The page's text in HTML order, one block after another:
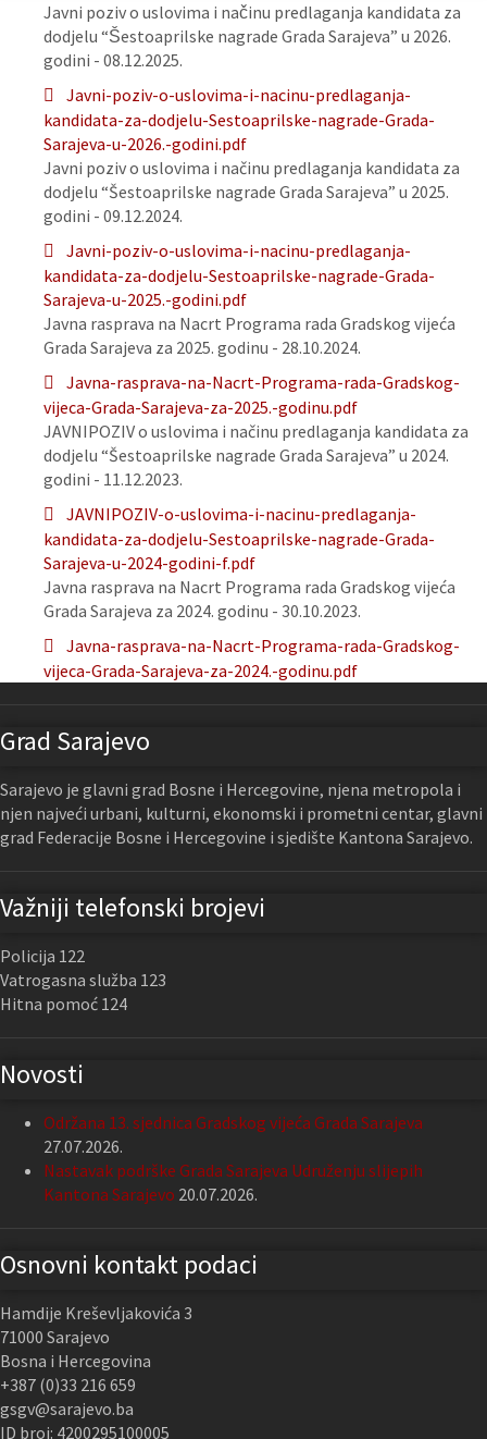
Javni poziv o uslovima i načinu predlaganja kandidata za
dodjelu “Šestoaprilske nagrade Grada Sarajeva” u 2026.
godini - 08.12.2025.
Javni-poziv-o-uslovima-i-nacinu-predlaganja-
kandidata-za-dodjelu-Sestoaprilske-nagrade-Grada-
Sarajeva-u-2026.-godini.pdf
Javni poziv o uslovima i načinu predlaganja kandidata za
dodjelu “Šestoaprilske nagrade Grada Sarajeva” u 2025.
godini - 09.12.2024.
Javni-poziv-o-uslovima-i-nacinu-predlaganja-
kandidata-za-dodjelu-Sestoaprilske-nagrade-Grada-
Sarajeva-u-2025.-godini.pdf
Javna rasprava na Nacrt Programa rada Gradskog vijeća
Grada Sarajeva za 2025. godinu - 28.10.2024.
Javna-rasprava-na-Nacrt-Programa-rada-Gradskog-
vijeca-Grada-Sarajeva-za-2025.-godinu.pdf
JAVNIPOZIV o uslovima i načinu predlaganja kandidata za
dodjelu “Šestoaprilske nagrade Grada Sarajeva” u 2024.
godini - 11.12.2023.
JAVNIPOZIV-o-uslovima-i-nacinu-predlaganja-
kandidata-za-dodjelu-Sestoaprilske-nagrade-Grada-
Sarajeva-u-2024-godini-f.pdf
Javna rasprava na Nacrt Programa rada Gradskog vijeća
Grada Sarajeva za 2024. godinu - 30.10.2023.
Javna-rasprava-na-Nacrt-Programa-rada-Gradskog-
vijeca-Grada-Sarajeva-za-2024.-godinu.pdf
Grad Sarajevo
Sarajevo je glavni grad Bosne i Hercegovine, njena metropola i
njen najveći urbani, kulturni, ekonomski i prometni centar, glavni
grad Federacije Bosne i Hercegovine i sjedište Kantona Sarajevo.
Važniji telefonski brojevi
Policija 122
Vatrogasna služba 123
Hitna pomoć 124
Novosti
Održana 13. sjednica Gradskog vijeća Grada Sarajeva
27.07.2026.
Nastavak podrške Grada Sarajeva Udruženju slijepih
Kantona Sarajevo 20.07.2026.
Osnovni kontakt podaci
Hamdije Kreševljakovića 3
71000 Sarajevo
Bosna i Hercegovina
+387 (0)33 216 659
gsgv@sarajevo.ba
ID broj: 4200295100005